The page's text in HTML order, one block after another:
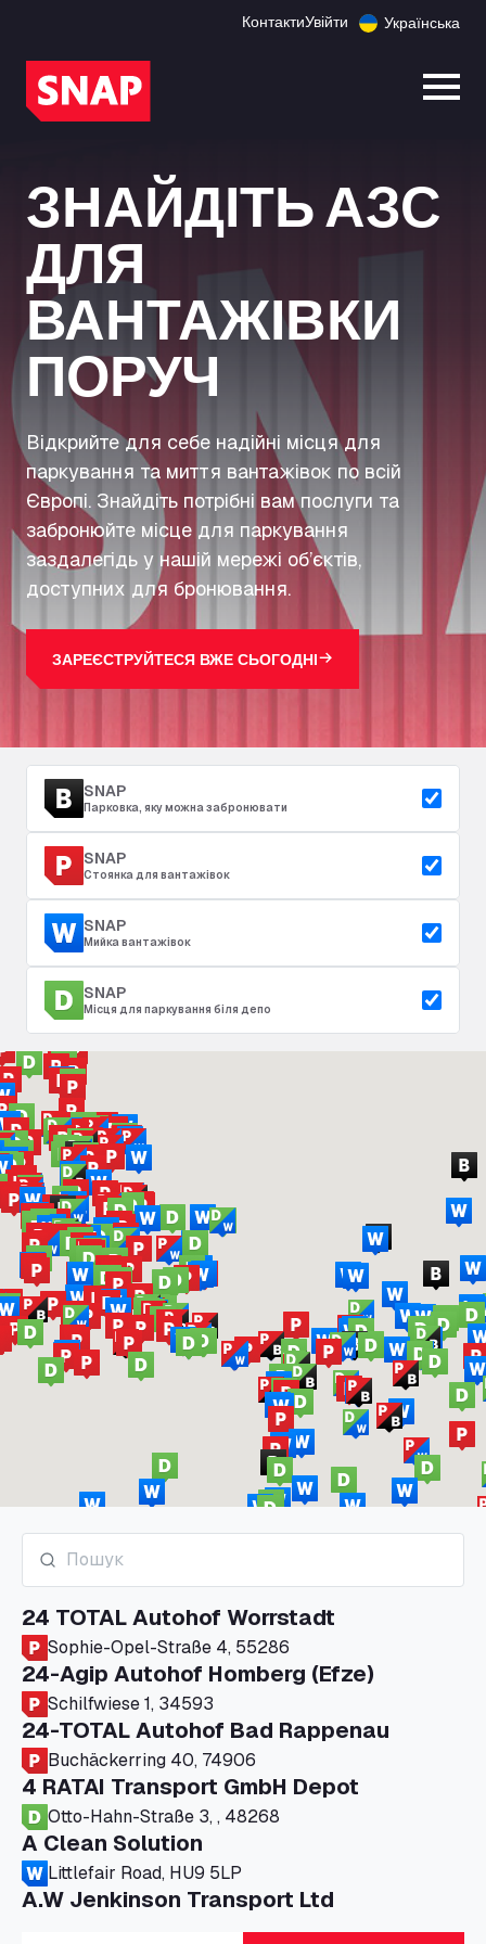
КонтактиУвійти Українська
ЗНАЙДІТЬ АЗС
ДЛЯ
ВАНТАЖІВКИ
ПОРУЧ
Відкрийте для себе надійні місця для
паркування та миття вантажівок по всій
Європі. Знайдіть потрібні вам послуги та
забронюйте місце для паркування
заздалегідь у нашій мережі об’єктів,
доступних для бронювання.
ЗАРЕЄСТРУЙТЕСЯ ВЖЕ СЬОГОДНІ
SNAP
Парковка, яку можна забронювати
SNAP
Стоянка для вантажівок
SNAP
Мийка вантажівок
SNAP
Місця для паркування біля депо
24 TOTAL Autohof Worrstadt
Sophie-Opel-Straße 4, 55286
24-Agip Autohof Homberg (Efze)
Schilfwiese 1, 34593
24-TOTAL Autohof Bad Rappenau
Buchäckerring 40, 74906
4 RATAI Transport GmbH Depot
Otto-Hahn-Straße 3, , 48268
A Clean Solution
Littlefair Road, HU9 5LP
A.W Jenkinson Transport Ltd
Progress House, ME11 5GA